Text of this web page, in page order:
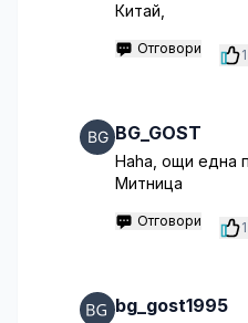
Китай,
Отговори 1
BG_GOST
Haha, ощи една
Митница
Отговори 1
bg_gost1995